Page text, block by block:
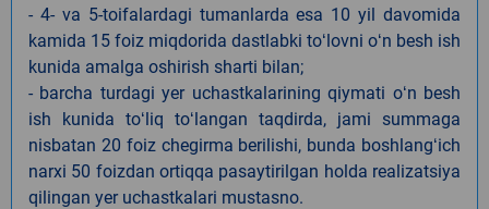
- 4- va 5-toifalardagi tumanlarda esa 10 yil davomida
kamida 15 foiz miqdorida dastlabki toʻlovni oʻn besh ish
kunida amalga oshirish sharti bilan;
- barcha turdagi yer uchastkalarining qiymati oʻn besh
ish kunida toʻliq toʻlangan taqdirda, jami summaga
nisbatan 20 foiz chegirma berilishi, bunda boshlangʻich
narxi 50 foizdan ortiqqa pasaytirilgan holda realizatsiya
qilingan yer uchastkalari mustasno.